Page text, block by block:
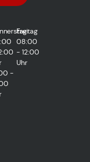
-
Freitag
08:00
- 12:00
Uhr